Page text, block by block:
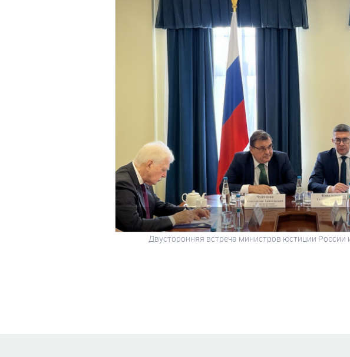
Двусторонняя встреча министров юстиции России